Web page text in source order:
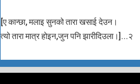
[ए कान्छा, मलाइ सुनको तारा खसाई देउन।
त्यो तारा मात्र होइन,जुन पनि झारीदिउला।]...२